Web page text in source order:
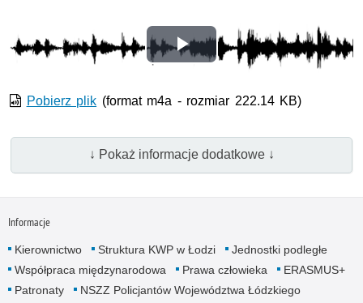
Odtwórz
wideo
Pobierz plik (format m4a - rozmiar 222.14 KB)
↓ Pokaż informacje dodatkowe ↓
Informacje
Kierownictwo Struktura KWP w Łodzi
Jednostki podległe
Współpraca międzynarodowa
Prawa człowieka
ERASMUS+
Patronaty
NSZZ Policjantów Województwa Łódzkiego